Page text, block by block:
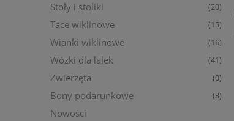
Stoły i stoliki (20)
Tace wiklinowe (15)
Wianki wiklinowe (16)
Wózki dla lalek (41)
Zwierzęta (0)
Bony podarunkowe (8)
Nowości